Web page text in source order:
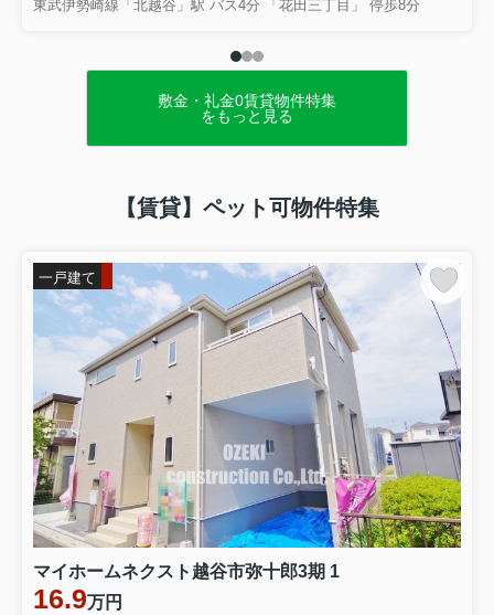
東武伊勢崎線「北越谷」駅 バス4分 「花田三丁目」 停歩8分
敷金・礼金0賃貸物件特集
をもっと見る
【賃貸】ペット可物件特集
一戸建て
マイホームネクスト越谷市弥十郎3期 1
16.9万円